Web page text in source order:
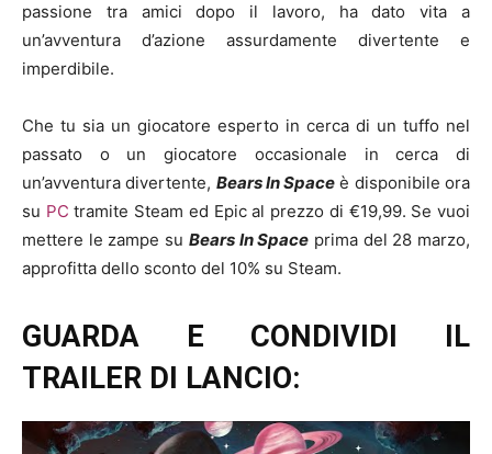
passione tra amici dopo il lavoro, ha dato vita a
un’avventura d’azione assurdamente divertente e
imperdibile.
Che tu sia un giocatore esperto in cerca di un tuffo nel
passato o un giocatore occasionale in cerca di
un’avventura divertente, Bears In Space è disponibile ora
su PC tramite Steam ed Epic al prezzo di €19,99. Se vuoi
mettere le zampe su Bears In Space prima del 28 marzo,
approfitta dello sconto del 10% su Steam.
GUARDA E CONDIVIDI IL
TRAILER DI LANCIO: